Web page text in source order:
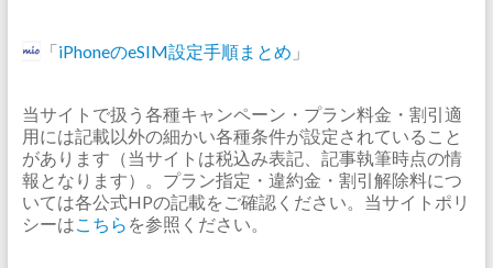
「iPhoneのeSIM設定手順まとめ 」
当サイトで扱う各種キャンペーン・プラン料金・割引適
用には記載以外の細かい各種条件が設定されていること
があります（当サイトは税込み表記、記事執筆時点の情
報となります）。プラン指定・違約金・割引解除料につ
いては各公式HPの記載をご確認ください。当サイトポリ
シーはこちら を参照ください。